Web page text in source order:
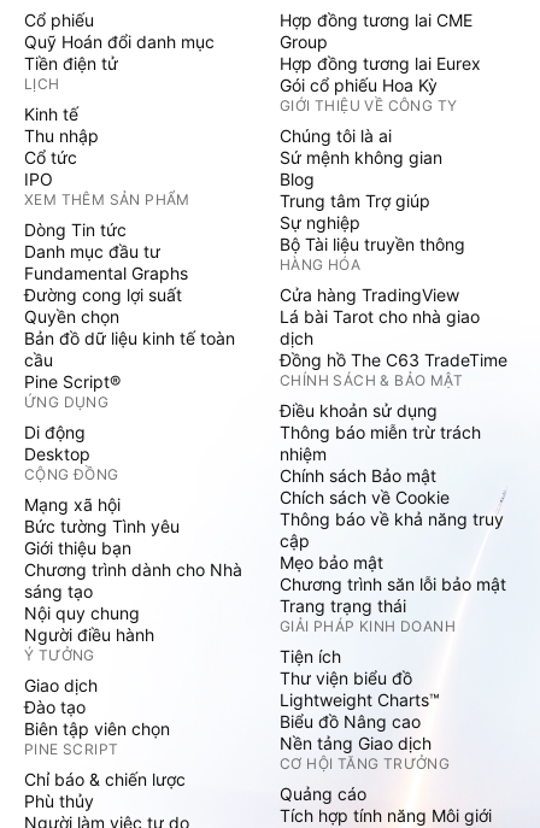
Cổ phiếu
Quỹ Hoán đổi danh mục
Tiền điện tử
LỊCH
Kinh tế
Thu nhập
Cổ tức
IPO
XEM THÊM SẢN PHẨM
Dòng Tin tức
Danh mục đầu tư
Fundamental Graphs
Đường cong lợi suất
Quyền chọn
Bản đồ dữ liệu kinh tế toàn
cầu
Pine Script®
ỨNG DỤNG
Di động
Desktop
CỘNG ĐỒNG
Mạng xã hội
Bức tường Tình yêu
Giới thiệu bạn
Chương trình dành cho Nhà
sáng tạo
Nội quy chung
Người điều hành
Ý TƯỞNG
Giao dịch
Đào tạo
Biên tập viên chọn
PINE SCRIPT
Chỉ báo & chiến lược
Phù thủy
Người làm việc tự do
Hợp đồng tương lai CME
Group
Hợp đồng tương lai Eurex
Gói cổ phiếu Hoa Kỳ
GIỚI THIỆU VỀ CÔNG TY
Chúng tôi là ai
Sứ mệnh không gian
Blog
Trung tâm Trợ giúp
Sự nghiệp
Bộ Tài liệu truyền thông
HÀNG HÓA
Cửa hàng TradingView
Lá bài Tarot cho nhà giao
dịch
Đồng hồ The C63 TradeTime
CHÍNH SÁCH & BẢO MẬT
Điều khoản sử dụng
Thông báo miễn trừ trách
nhiệm
Chính sách Bảo mật
Chích sách về Cookie
Thông báo về khả năng truy
cập
Mẹo bảo mật
Chương trình săn lỗi bảo mật
Trang trạng thái
GIẢI PHÁP KINH DOANH
Tiện ích
Thư viện biểu đồ
Lightweight Charts™
Biểu đồ Nâng cao
Nền tảng Giao dịch
CƠ HỘI TĂNG TRƯỞNG
Quảng cáo
Tích hợp tính năng Môi giới